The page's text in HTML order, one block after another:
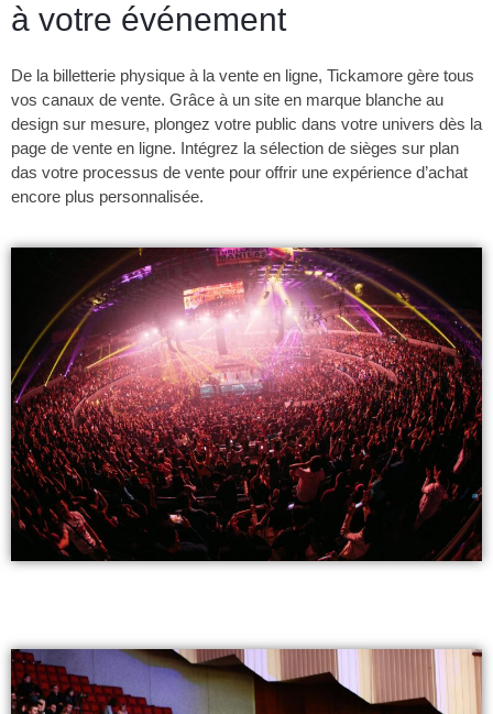
à votre événement
De la billetterie physique à la vente en ligne, Tickamore gère tous
vos canaux de vente. Grâce à un site en marque blanche au
design sur mesure, plongez votre public dans votre univers dès la
page de vente en ligne. Intégrez la sélection de sièges sur plan
das votre processus de vente pour offrir une expérience d’achat
encore plus personnalisée.